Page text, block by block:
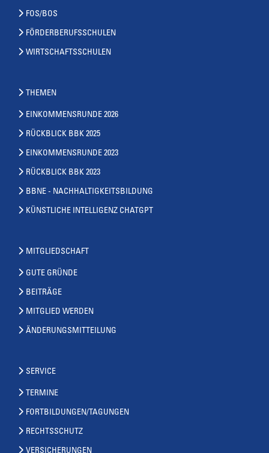
FOS/BOS
FÖRDERBERUFSSCHULEN
WIRTSCHAFTSSCHULEN
THEMEN
EINKOMMENSRUNDE 2026
RÜCKBLICK BBK 2025
EINKOMMENSRUNDE 2023
RÜCKBLICK BBK 2023
BBNE - NACHHALTIGKEITSBILDUNG
KÜNSTLICHE INTELLIGENZ CHATGPT
MITGLIEDSCHAFT
GUTE GRÜNDE
BEITRÄGE
MITGLIED WERDEN
ÄNDERUNGSMITTEILUNG
SERVICE
TERMINE
FORTBILDUNGEN/TAGUNGEN
RECHTSSCHUTZ
VERSICHERUNGEN